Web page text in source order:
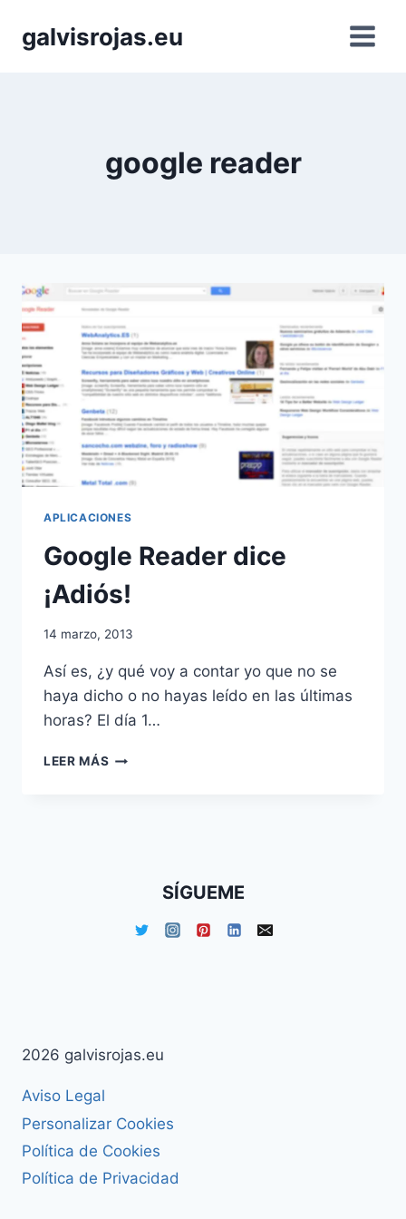
galvisrojas.eu
google reader
APLICACIONES
Google Reader dice
¡Adiós!
14 marzo, 2013
Así es, ¿y qué voy a contar yo que no se
haya dicho o no hayas leído en las últimas
horas? El día 1…
LEER MÁS GOOGLE
SÍGUEME
2026 galvisrojas.eu
Aviso Legal
Personalizar Cookies
Política de Cookies
Política de Privacidad